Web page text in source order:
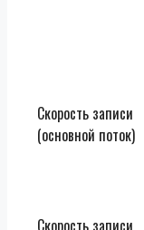
Скорость записи
(основной поток)
Скорость записи